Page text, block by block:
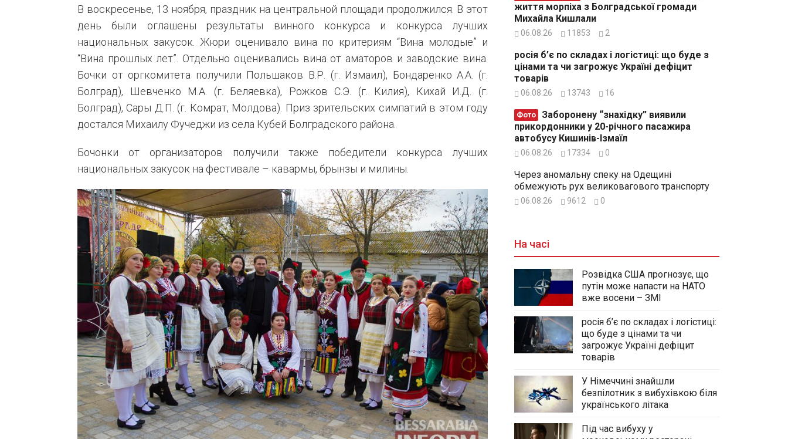
В воскресенье, 13 ноября, праздник на центральной площади продолжился. В этот
день были оглашены результаты винного конкурса и конкурса лучших
национальных закусок. Жюри оценивало вина по критериям “Вина молодые” и
“Вина прошлых лет”. Отдельно оценивались вина от аматоров и заводские вина.
Бочки от оргкомитета получили Польшаков В.Р. (г. Измаил), Бондаренко А.А. (г.
Болград), Шевченко М.А. (г. Беляевка), Рожков С.Э. (г. Килия), Кихай И.Д. (г.
Болград), Сары Д.П. (г. Комрат, Молдова). Приз зрительских симпатий в этом году
достался Михаилу Фучеджи из села Кубей Болградского района.
Бочонки от организаторов получили также победители конкурса лучших
национальных закусок на фестивале – кавармы, брынзы и милины.
життя морпіха з Болградської громади
Михайла Кишлали
06.08.26 11853 2
росія б’є по складах і логістиці: що буде з
цінами та чи загрожує Україні дефіцит
товарів
06.08.26 13743 16
Фото
прикордонники у 20-річного пасажира
автобусу Кишинів-Ізмаїл
06.08.26 17334 0
Через аномальну спеку на Одещині
обмежують рух великовагового транспорту
06.08.26 9612 0
На часі
Розвідка США прогнозує, що
путін може напасти на НАТО
вже восени – ЗМІ
росія б’є по складах і логістиці:
що буде з цінами та чи
загрожує Україні дефіцит
товарів
У Німеччині знайшли
безпілотник з вибухівкою біля
українського літака
Під час вибуху у